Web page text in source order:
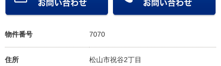
物件番号 7070
住所 松山市祝谷2丁目